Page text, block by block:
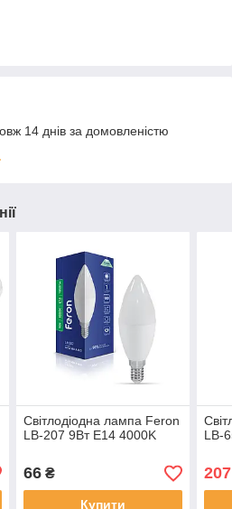
14 днів за домовленістю
Світлодіодна лампа Feron
LB-207 9Вт E14 4000K
66₴
Купити
LB-